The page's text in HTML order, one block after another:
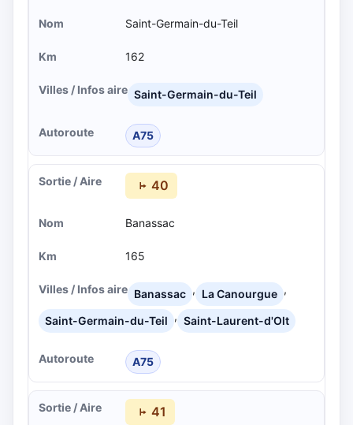
Saint-Germain-du-Teil
162
Saint-Germain-du-Teil
A75
40
Banassac
165
Banassac , La Canourgue ,
Saint-Germain-du-Teil , Saint-Laurent-d'Olt
A75
41